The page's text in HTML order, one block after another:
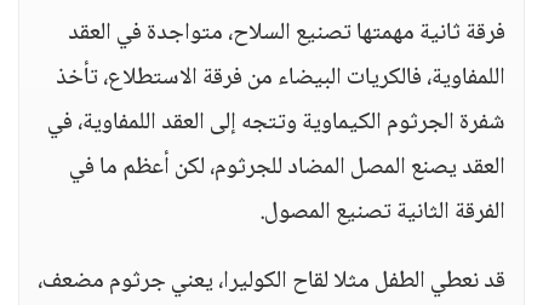
فرقة ثانية مهمتها تصنيع السلاح، متواجدة في العقد
اللمفاوية، فالكريات البيضاء من فرقة الاستطلاع، تأخذ
شفرة الجرثوم الكيماوية وتتجه إلى العقد اللمفاوية، في
العقد يصنع المصل المضاد للجرثوم، لكن أعظم ما في
الفرقة الثانية تصنيع المصول.
قد نعطي الطفل مثلا لقاح الكوليرا، يعني جرثوم مضعف،